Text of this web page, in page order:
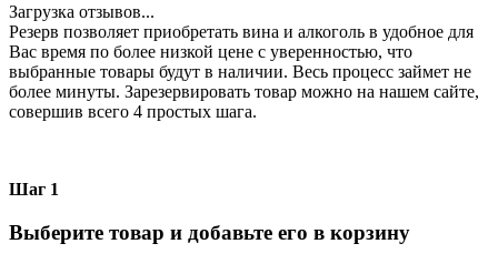
Загрузка отзывов...
Резерв позволяет приобретать вина и алкоголь в удобное для
Вас время по более низкой цене с уверенностью, что
выбранные товары будут в наличии. Весь процесс займет не
более минуты. Зарезервировать товар можно на нашем сайте,
совершив всего 4 простых шага.
Шаг 1
Выберите товар и добавьте его в корзину